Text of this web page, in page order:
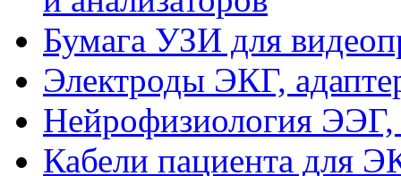
Бумага УЗИ для
Электроды ЭКГ,
Нейрофизиология
Кабели пациента для